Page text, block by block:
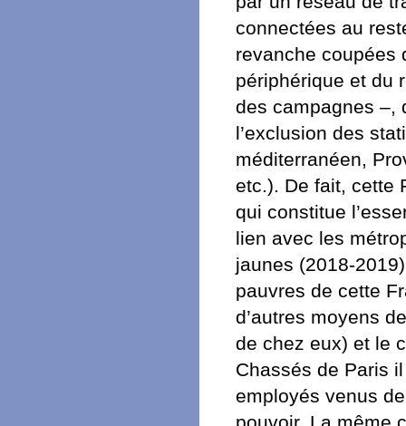
connectées au
revanche coupées
périphérique et du
des campagnes –,
l’exclusion des
méditerranéen,
etc.). De fait, cette
qui constitue
lien avec les
jaunes (2018-
pauvres de cette
d’autres moyens
de chez eux) et le
Chassés de Paris
employés venus